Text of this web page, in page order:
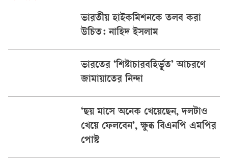
ভারতীয় হাইকমিশনকে তলব করা
উচিত: নাহিদ ইসলাম
ভারতের ‘শিষ্টাচারবহির্ভূত’ আচরণে
জামায়াতের নিন্দা
‘ছয় মাসে অনেক খেয়েছেন, দলটাও
খেয়ে ফেলবেন’, ক্ষুব্ধ বিএনপি এমপির
পোস্ট